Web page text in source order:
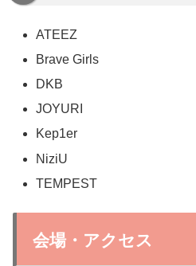
ATEEZ
Brave Girls
DKB
JOYURI
Kep1er
NiziU
TEMPEST
会場・アクセス